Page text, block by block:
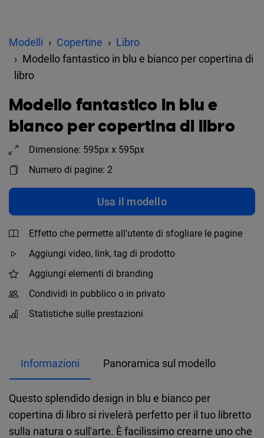
Modelli Copertine
Libro
Modello fantastico in blu e bianco per copertina di
libro
Modello fantastico in blu e
bianco per copertina di libro
Dimensione: 595px x 595px
Numero di pagine: 2
Usa il modello
Effetto che permette all'utente di sfogliare le pagine
Aggiungi video, link, tag di prodotto
Aggiungi elementi di branding
Condividi in pubblico o in privato
Statistiche sulle prestazioni
Informazioni Panoramica sul modello
Questo splendido design in blu e bianco per
copertina di libro si rivelerà perfetto per il tuo libretto
sulla natura o sull'arte. È facilissimo crearne uno che